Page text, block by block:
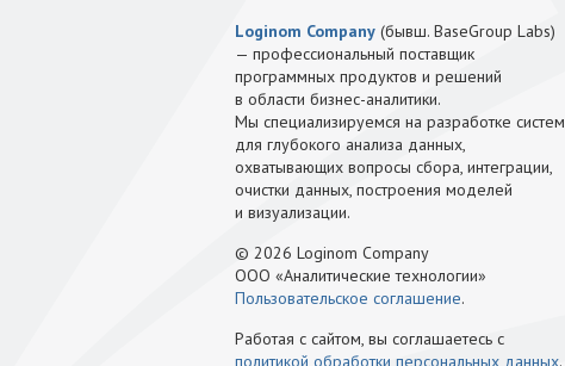
Loginom Company (бывш. BaseGroup Labs)
— профессиональный поставщик
программных продуктов и решений
в области бизнес-аналитики.
Мы специализируемся на разработке систем
для глубокого анализа данных,
охватывающих вопросы сбора, интеграции,
очистки данных, построения моделей
и визуализации.
© 2026 Loginom Company
ООО «Аналитические технологии»
Пользовательское соглашение.
Работая с сайтом, вы соглашаетесь с
политикой обработки персональных данных.